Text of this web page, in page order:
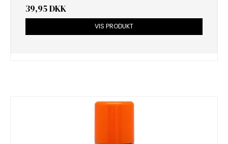
39,95 DKK
VIS PRODUKT